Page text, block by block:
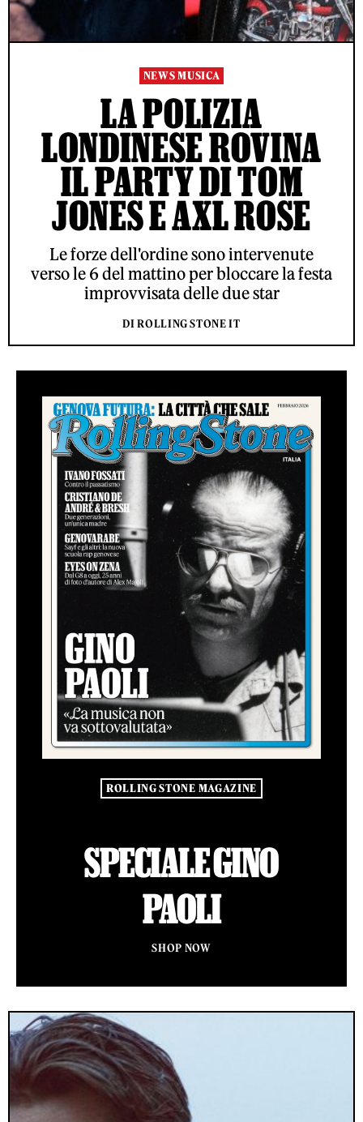
NEWS MUSICA
LA POLIZIA
LONDINESE ROVINA
IL PARTY DI TOM
JONES E AXL ROSE
Le forze dell'ordine sono intervenute
verso le 6 del mattino per bloccare la festa
improvvisata delle due star
DI ROLLING STONE IT
ROLLING STONE MAGAZINE
SPECIALE GINO
PAOLI
SHOP NOW